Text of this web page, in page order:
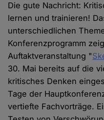
Die gute Nachricht:
lernen und trainieren!
unterschiedlichen
Konferenzprogramm
Auftaktveranstaltung "
30. Mai bereits auf die
kritisches Denken
Tage der
vertiefte Fachvorträge.